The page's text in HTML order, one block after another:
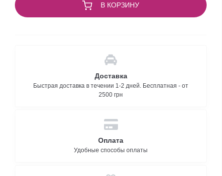
В КОРЗИНУ
Доставка
Быстрая доставка в течении 1-2 дней. Бесплатная - от
2500 грн
Оплата
Удобные способы оплаты